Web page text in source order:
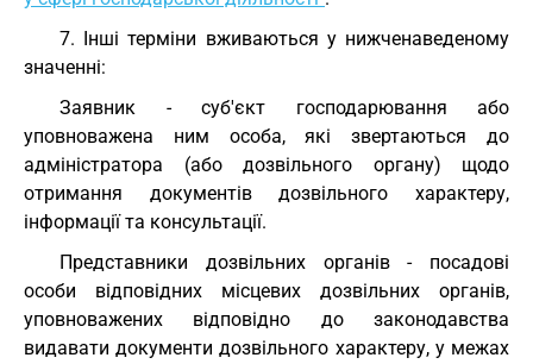
7. Інші терміни вживаються у нижченаведеному
значенні:
Заявник - суб'єкт господарювання або
уповноважена ним особа, які звертаються до
адміністратора (або дозвільного органу) щодо
отримання документів дозвільного характеру,
інформації та консультації.
Представники дозвільних органів - посадові
особи відповідних місцевих дозвільних органів,
уповноважених відповідно до законодавства
видавати документи дозвільного характеру, у межах